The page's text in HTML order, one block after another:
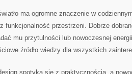
ma ogromne znaczenie w
funkcjonalność przestrzeni. Dobrze
mu przytulności lub nowoczesnej
źródło wiedzy dla wszystkich
spotyka się z praktycznością, a